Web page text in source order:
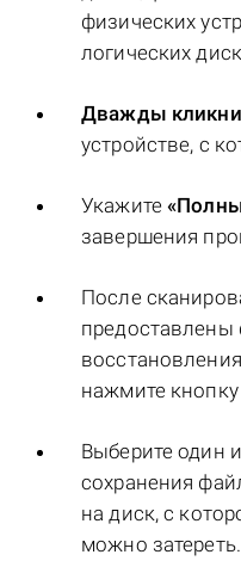
физических
логических
Дважды
устройстве, с
Укажите
завершения
После
нажмите кнопку
Выберите один
сохранения
на диск, с
можно затереть.